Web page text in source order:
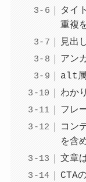
タイ
重複
見出
アン
alt
わか
フレ
コン
を含
文章
CTA